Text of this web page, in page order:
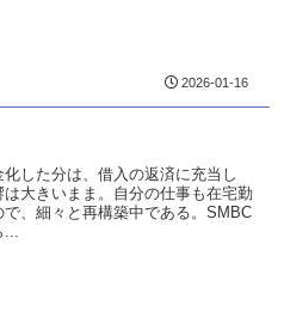
2026-01-16
した分は、借入の返済に充当し
大きいまま。自分の仕事も在宅勤
、細々と再構築中である。SMBC